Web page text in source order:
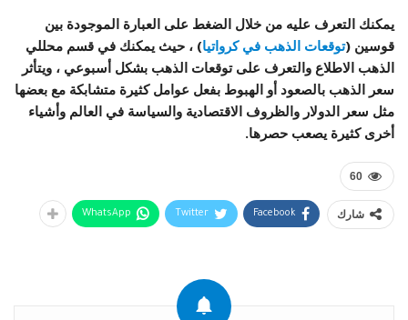
يمكنك التعرف عليه من خلال الضغط على العبارة الموجودة بين
قوسين (توقعات الذهب في كرواتيا) ، حيث يمكنك في قسم محللي
الذهب الاطلاع والتعرف على توقعات الذهب بشكل أسبوعي ، ويتأثر
سعر الذهب بالصعود أو الهبوط بفعل عوامل كثيرة متشابكة مع بعضها
مثل سعر الدولار والظروف الاقتصادية والسياسة في العالم وأشياء
أخرى كثيرة يصعب حصرها.
60
شارك Facebook
Twitter
WhatsApp